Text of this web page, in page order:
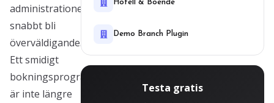
administrationen
snabbt bli
överväldigande.
Ett smidigt
bokningsprogram
är inte längre
Hotell & Boende
Demo Branch Plugin
Testa gratis